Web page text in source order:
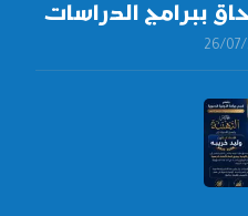
ببرامج الدراسات
26/